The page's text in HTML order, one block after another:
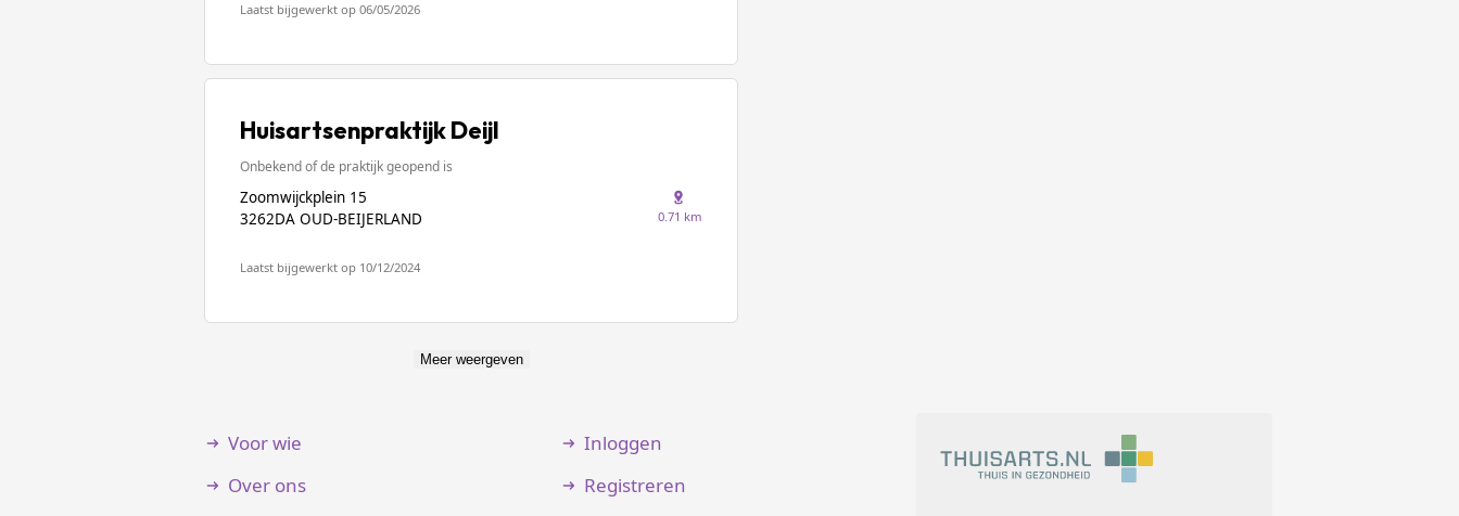
Laatst bijgewerkt op 06/05/2026
Huisartsenpraktijk Deijl
Onbekend of de praktijk geopend is
Zoomwijckplein 15
3262DA OUD-BEIJERLAND
0.71 km
Laatst bijgewerkt op 10/12/2024
Meer weergeven
Voor wie
Over ons
Inloggen
Registreren